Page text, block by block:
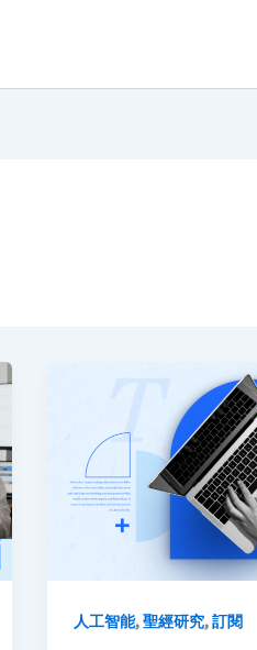
人工智能,聖經研究,訂閱